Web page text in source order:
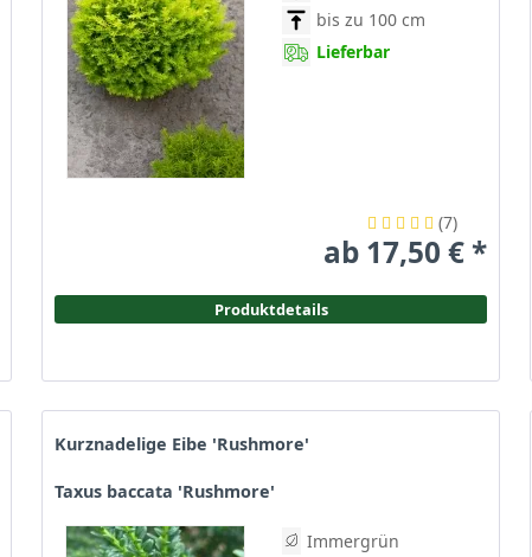
bis zu 100 cm
Lieferbar
(7)
ab 17,50 € *
Produktdetails
Kurznadelige Eibe 'Rushmore'
Taxus baccata 'Rushmore'
Immergrün